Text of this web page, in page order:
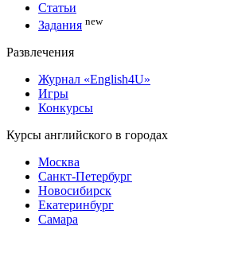
Статьи
Задания new
Развлечения
Журнал «English4U»
Игры
Конкурсы
Курсы английского в городах
Москва
Санкт-Петербург
Новосибирск
Екатеринбург
Самара